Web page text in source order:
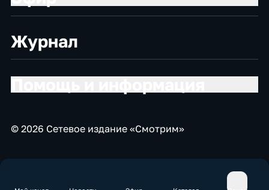
Журнал
© 2026 Сетевое издание «Смотрим»